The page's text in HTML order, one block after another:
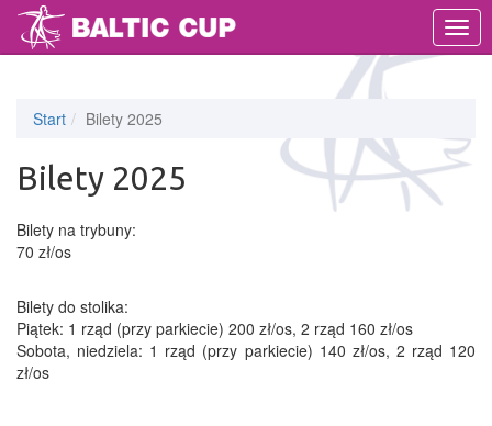
Start Bilety 2025
Bilety 2025
Bilety na trybuny:
70 zł/os
Bilety do stolika:
Piątek: 1 rząd (przy parkiecie) 200 zł/os, 2 rząd 160 zł/os
Sobota, niedziela: 1 rząd (przy parkiecie) 140 zł/os, 2 rząd 120
zł/os